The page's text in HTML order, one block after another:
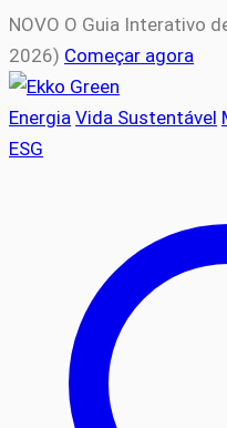
NOVO O Guia Interativo
2026) Começar agora
Energia Vida Sustentável
ESG